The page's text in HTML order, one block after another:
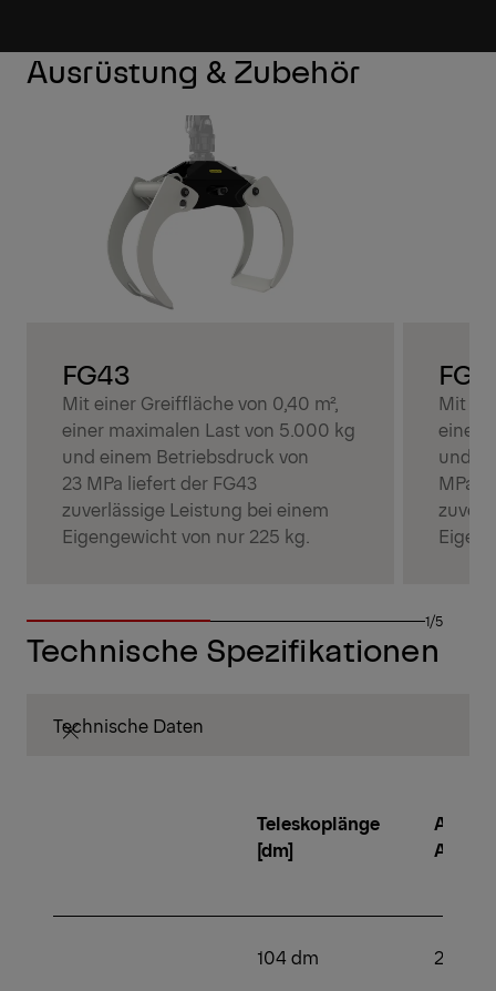
Ausrüstung & Zubehör
FG43
Mit einer Greiffläche von 0,40 m²,
einer maximalen Last von 5.000 kg
und einem Betriebsdruck von
23 MPa liefert der FG43
zuverlässige Leistung bei einem
Eigengewicht von nur 225 kg.
Mit
einer
und
MPa
1/5
Technische Spezifikationen
Technische Daten
Teleskoplänge
[dm]
Anzahl
104 dm 2